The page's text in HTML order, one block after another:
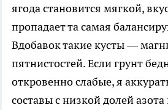
ягода становится мягкой,
пропадает та самая
Вдобавок такие кусты —
пятнистостей. Если грунт
откровенно слабые, я
составы с низкой долей